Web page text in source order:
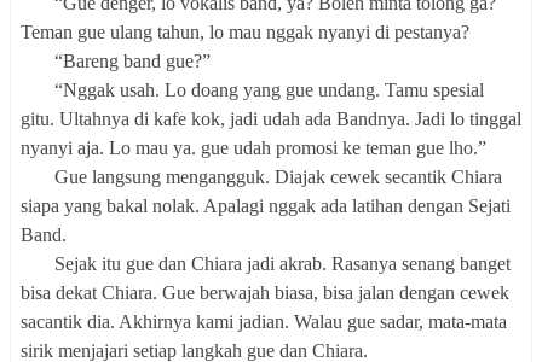
Teman gue ulang tahun, lo mau nggak nyanyi di pestanya?
“Bareng band gue?”
“Nggak usah. Lo doang yang gue undang. Tamu spesial
gitu. Ultahnya di kafe kok, jadi udah ada Bandnya. Jadi lo tinggal
nyanyi aja. Lo mau ya. gue udah promosi ke teman gue lho.”
Gue langsung mengangguk. Diajak cewek secantik Chiara
siapa yang bakal nolak. Apalagi nggak ada latihan dengan Sejati
Band.
Sejak itu gue dan Chiara jadi akrab. Rasanya senang banget
bisa dekat Chiara. Gue berwajah biasa, bisa jalan dengan cewek
sacantik dia. Akhirnya kami jadian. Walau gue sadar, mata-mata
sirik menjajari setiap langkah gue dan Chiara.